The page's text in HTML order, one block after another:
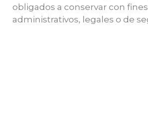
obligados a conservar con fines
administrativos, legales o de